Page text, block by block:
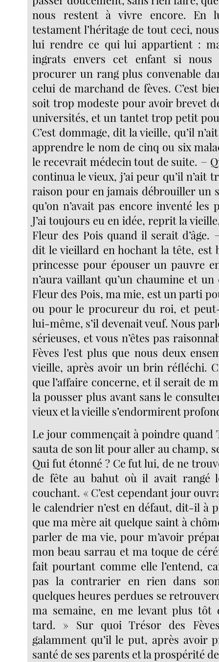
nous restent à vivre encore. En
testament l’héritage de tout ceci,
lui rendre ce qui lui appartient :
ingrats envers cet enfant si nous
procurer un rang plus convenable
celui de marchand de fèves. C’est
soit trop modeste pour avoir brevet
universités, et un tantet trop petit
C’est dommage, dit la vieille, qu’il
apprendre le nom de cinq ou six
le recevrait médecin tout de suite. −
continua le vieux, j’ai peur qu’il n’ait
raison pour en jamais débrouiller un
qu’on n’avait pas encore inventé les
J’ai toujours eu en idée, reprit la
Fleur des Pois quand il serait d’âge.
dit le vieillard en hochant la tête, est
princesse pour épouser un pauvre
n’aura vaillant qu’un chaumine et
Fleur des Pois, ma mie, est un parti
ou pour le procureur du roi, et
lui-même, s’il devenait veuf. Nous
sérieuses, et vous n’êtes pas
Fèves l’est plus que nous deux
vieille, après avoir un brin réfléchi.
que l’affaire concerne, et il serait de
la pousser plus avant sans le
vieux et la vieille s’endormirent
Le jour commençait à poindre quand
sauta de son lit pour aller au champ,
Qui fut étonné ? Ce fut lui, de ne
de fête au bahut où il avait rangé
couchant. « C’est cependant jour
le calendrier n’est en défaut, dit-il à
que ma mère ait quelque saint à
parler de ma vie, pour m’avoir
mon beau sarrau et ma toque de
fait pourtant comme elle l’entend,
pas la contrarier en rien dans
quelques heures perdues se
ma semaine, en me levant plus
tard. » Sur quoi Trésor des
galamment qu’il le put, après avoir
santé de ses parents et la prospérité